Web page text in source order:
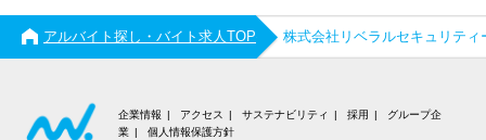
アルバイト探し・バイト求人TOP 株式会社リベラルセキュリテ
企業情報 アクセス サステナビリティ 採用
グループ企
業
個人情報保護方針